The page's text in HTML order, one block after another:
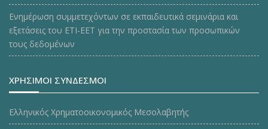
Ενημέρωση συμμετεχόντων σε εκπαιδευτικά σεμινάρια και
εξετάσεις του ΕΤΙ-ΕΕΤ για την προστασία των προσωπικών
τους δεδομένων
ΧΡΗΣΙΜΟΙ ΣΥΝΔΕΣΜΟΙ
Ελληνικός Χρηματοοικονομικός Μεσολαβητής